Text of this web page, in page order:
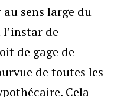
sens large du
de
de gage de
de toutes les
Cela